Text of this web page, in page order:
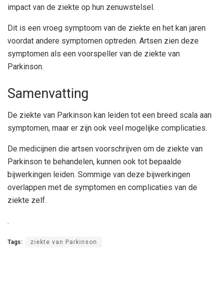
impact van de ziekte op hun zenuwstelsel.
Dit is een vroeg symptoom van de ziekte en het kan jaren
voordat andere symptomen optreden. Artsen zien deze
symptomen als een voorspeller van de ziekte van
Parkinson.
Samenvatting
De ziekte van Parkinson kan leiden tot een breed scala aan
symptomen, maar er zijn ook veel mogelijke complicaties.
De medicijnen die artsen voorschrijven om de ziekte van
Parkinson te behandelen, kunnen ook tot bepaalde
bijwerkingen leiden. Sommige van deze bijwerkingen
overlappen met de symptomen en complicaties van de
ziekte zelf.
.
Tags: ziekte van Parkinson